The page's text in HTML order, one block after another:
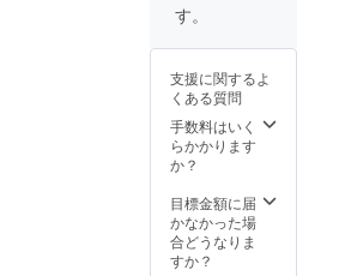
して召
がって
いただ
きま
す。 ＜
体験詳
体験場
所：
d:matc
ha
みの設
茶加工
して頂
けま
す。 ・
加工し
ロ程度
の新茶
はその
まま支
す。
支援に関するよ
くある質問
手数料はいく
らかかります
か？
目標金額に届
かなかった場
合どうなりま
すか？